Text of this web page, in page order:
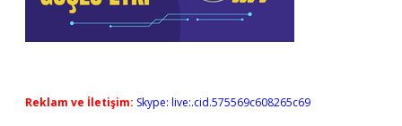
Reklam ve İletişim: Skype: live:.cid.575569c608265c69